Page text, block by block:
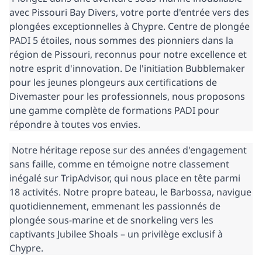
avec Pissouri Bay Divers, votre porte d'entrée vers des
plongées exceptionnelles à Chypre. Centre de plongée
PADI 5 étoiles, nous sommes des pionniers dans la
région de Pissouri, reconnus pour notre excellence et
notre esprit d'innovation. De l'initiation Bubblemaker
pour les jeunes plongeurs aux certifications de
Divemaster pour les professionnels, nous proposons
une gamme complète de formations PADI pour
répondre à toutes vos envies.
sans faille, comme en témoigne notre classement
inégalé sur TripAdvisor, qui nous place en tête parmi
18 activités. Notre propre bateau, le Barbossa, navigue
quotidiennement, emmenant les passionnés de
plongée sous-marine et de snorkeling vers les
captivants Jubilee Shoals – un privilège exclusif à
Chypre.